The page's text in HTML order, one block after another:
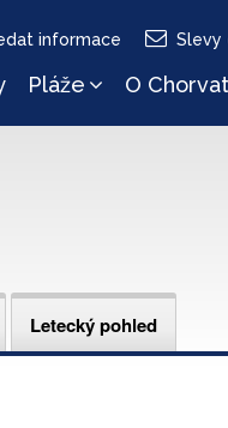
informace Slevy
Pláže O
Letecký pohled